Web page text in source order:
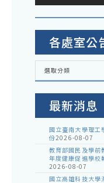
各處室公
各
室
選取分類
最新消息
國立臺南大學理工
份2026-08-07
教育部國民及學
年度健康促進學校
2026-08-07
國立高雄科技大學